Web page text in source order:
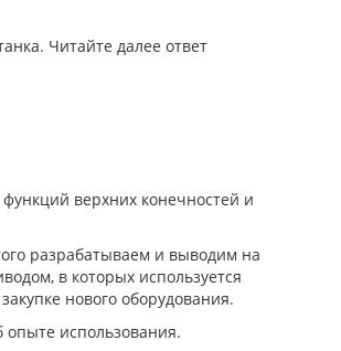
Читайте далее ответ
верхних конечностей и
разрабатываем и выводим на
в которых используется
нового оборудования.
опыте использования.